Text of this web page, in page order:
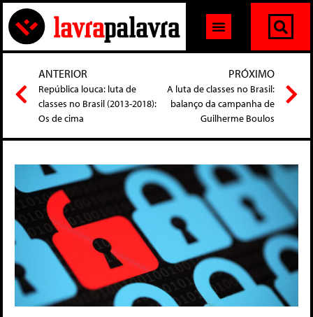
ANTERIOR
República louca: luta de
classes no Brasil (2013-2018):
Os de cima
PRÓXIMO
A luta de classes no Brasil:
balanço da campanha de
Guilherme Boulos